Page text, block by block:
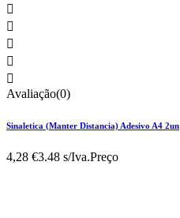





Avaliação(0)
Sinaletica (Manter Distancia) Adesivo A4 2un
4,28 €3.48 s/Iva.Preço